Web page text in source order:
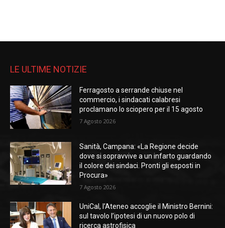
LE ULTIME NOTIZIE
Ferragosto a serrande chiuse nel
commercio, i sindacati calabresi
proclamano lo sciopero per il 15 agosto
7 Agosto 2026
Sanità, Campana: «La Regione decide
dove si sopravvive a un infarto guardando
il colore dei sindaci. Pronti gli esposti in
Procura»
7 Agosto 2026
UniCal, l’Ateneo accoglie il Ministro Bernini:
sul tavolo l’ipotesi di un nuovo polo di
ricerca astrofisica